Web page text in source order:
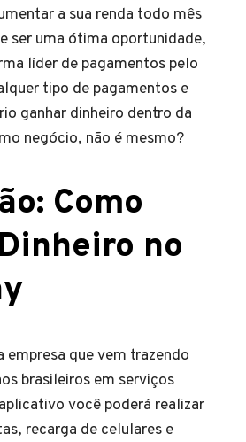
a sua renda todo mês
ser uma ótima oportunidade,
líder de pagamentos pelo
tipo de pagamentos e
ganhar dinheiro dentro da
negócio, não é mesmo?
Como
no
que vem trazendo
brasileiros em serviços
você poderá realizar
recarga de celulares e